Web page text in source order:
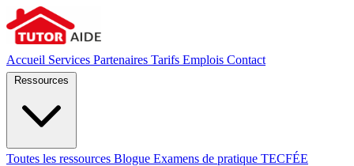
Accueil Services Partenaires Tarifs Emplois Contact
Toutes les ressources Blogue Examens de pratique TECFÉE